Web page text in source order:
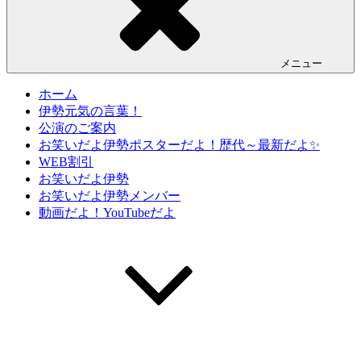
メニュー
ホーム
伊勢元気の言葉！
公演のご案内
お笑いだよ伊勢ポスターだよ！歴代～最新だよ✨
WEB割引
お笑いだよ伊勢
お笑いだよ伊勢メンバー
動画だよ！YouTubeだよ